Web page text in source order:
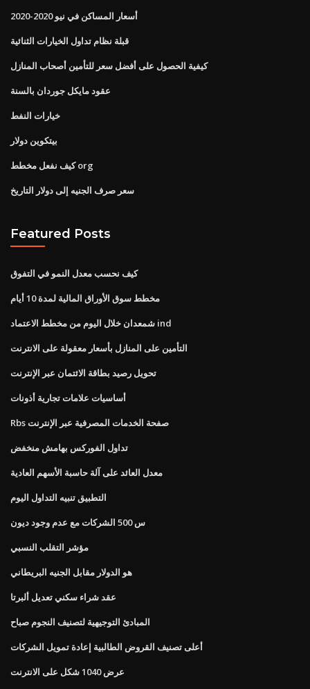
أسعار المساكن في نيو 2020-2020
قبلة نظام تداول الخيارات الثنائية
كيفية الحصول على أفضل سعر للتأمين أصحاب المنازل
عقود مايكل جوردان بالسنة
خيارات النفط
بيتكوين دولار
كيف نفعل مخطط org
سعر صرف الجنيه إلى دولار التاريخ
Featured Posts
كيف نحسب معدل النمو في التفوق
مخطط سوق الأوراق المالية لمدة 10 أيام
شمعدان خلال اليوم من مخطط الاعتماد ind
التأمين على المنازل بأسعار معقولة على الانترنت
تحويل رصيد بطاقة الائتمان عبر الإنترنت
أساسيات علامات تجارية أذونات
Rbs صفحة الخدمات المصرفية عبر الإنترنت
تداول الفوركس بهامش منخفض
معدل العائد على آلة حاسبة الأسهم العادية
التطبيق تنبيه التداول اليوم
س 500 الشركات مع عدم وجود ديون
مؤشر التقلب النسبي
هو الدولار مقابل الجنيه البريطاني
عقد شراء سكني تعديل ألبرتا
المبادئ التوجيهية لتصنيف النجوم صباح
أعلى تصنيف القروض الطالبية إعادة تمويل الشركات
عرض 1040 شكل على الانترنت